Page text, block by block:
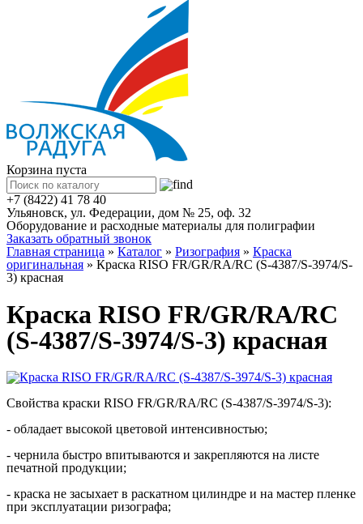
Корзина пуста
+7 (8422) 41 78 40
Ульяновск, ул. Федерации, дом № 25, оф. 32
Оборудование и расходные материалы для полиграфии
Заказать обратный звонок
Главная страница » Каталог » Ризография » Краска
оригинальная » Краска RISO FR/GR/RA/RC (S-4387/S-3974/S-
3) красная
Краска RISO FR/GR/RA/RC
(S-4387/S-3974/S-3) красная
Свойства краски RISO FR/GR/RA/RC (S-4387/S-3974/S-3):
- обладает высокой цветовой интенсивностью;
- чернила быстро впитываются и закрепляются на листе
печатной продукции;
- краска не засыхает в раскатном цилиндре и на мастер пленке
при эксплуатации ризографа;